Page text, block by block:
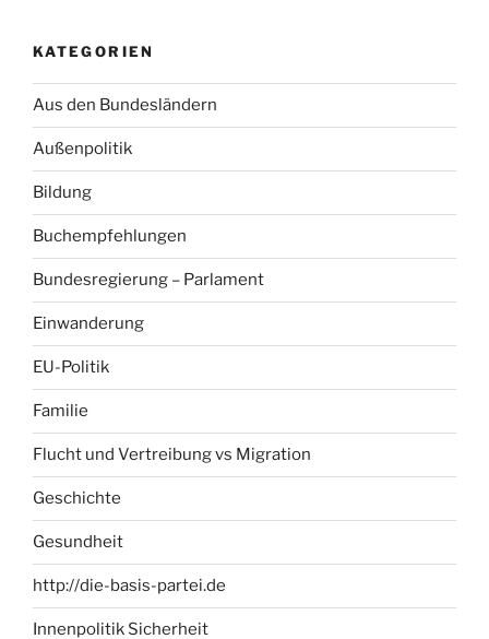
KATEGORIEN
Aus den Bundesländern
Außenpolitik
Bildung
Buchempfehlungen
Bundesregierung – Parlament
Einwanderung
EU-Politik
Familie
Flucht und Vertreibung vs Migration
Geschichte
Gesundheit
http://die-basis-partei.de
Innenpolitik Sicherheit